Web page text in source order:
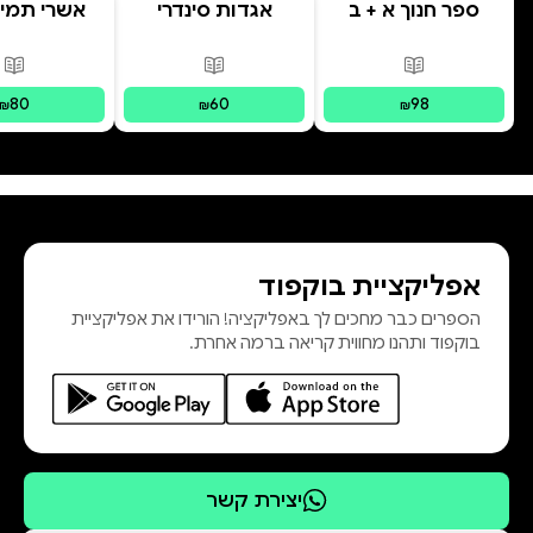
ספר חנוך א + ב
פורמטים זמינים מודפס
₪98
אגדות סינדרי
פורמטים זמינים
מודפס
₪60
אשרי
₪80
אפליקציית בוקפוד
הספרים כבר מחכים לך באפליקציה! הורידו את אפליקציית
בוקפוד ותהנו מחווית קריאה ברמה אחרת.
יצירת קשר